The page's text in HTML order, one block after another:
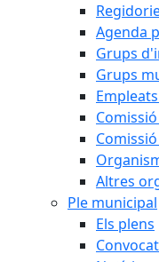
Agenda
Grups
Grups
Altres
Ple municipal
Els plens